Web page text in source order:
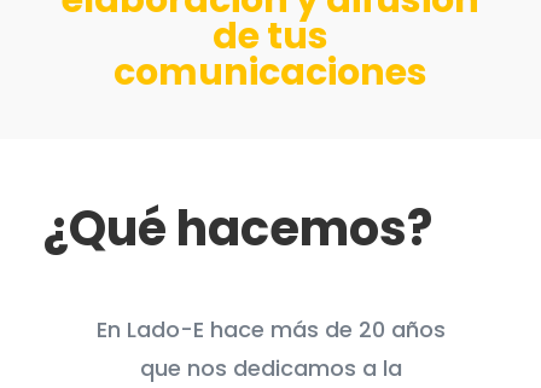
de tus
comunicaciones
¿Qué hacemos?
En Lado-E hace más de 20 años
que nos dedicamos a la